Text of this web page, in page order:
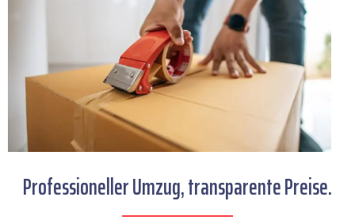
Professioneller Umzug, transparente Preise.